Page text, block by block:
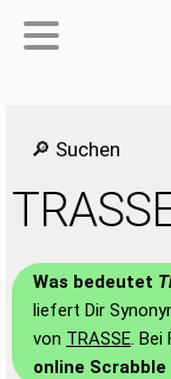
🔎 Suchen
Was bedeutet
liefert Dir
von TRASSE. Bei
online Scrabble